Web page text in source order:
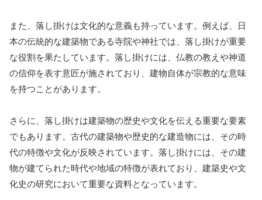
また、落し掛けは文化的な意義も持っています。例えば、日
本の伝統的な建築物である寺院や神社では、落し掛けが重要
な役割を果たしています。落し掛けには、仏教の教えや神道
の信仰を表す意匠が施されており、建物自体が宗教的な意味
を持つことがあります。
さらに、落し掛けは建築物の歴史や文化を伝える重要な要素
でもあります。古代の建築物や歴史的な建造物には、その時
代の特徴や文化が反映されています。落し掛けには、その建
物が建てられた時代や地域の特徴が表れており、建築史や文
化史の研究において重要な資料となっています。